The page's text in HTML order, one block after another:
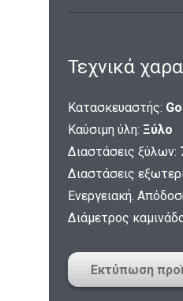
Τεχνικά
Κατασκευαστής:
Καύσιμη ύλη: Ξύλο
Διαστάσεις ξύλων:
Διαστάσεις
Ενεργειακή.
Διάμετρος
Εκτύπωση